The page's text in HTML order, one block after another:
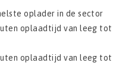
oplader in de sector
oplaadtijd van leeg tot
oplaadtijd van leeg tot